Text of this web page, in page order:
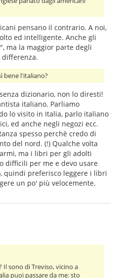
pensano il contrario. A noi,
ed intelligente. Anche gli
ma la maggior parte degli
bene l'italiano?
dizionario, non lo diresti!
italiano. Parliamo
lo visito in Italia, parlo italiano
ed anche negli negozi ecc.
spesso perchè credo di
del nord. (!) Qualche volta
ma i libri per gli adolti
difficili per me e devo usare
quindi preferisco leggere i libri
un po' più velocemente.
Il sono di Treviso, vicino a
puoi passare da me: sto